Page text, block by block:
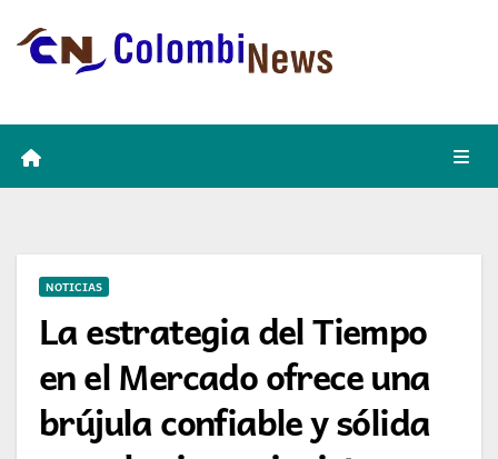
NOTICIAS
La estrategia del Tiempo
en el Mercado ofrece una
brújula confiable y sólida